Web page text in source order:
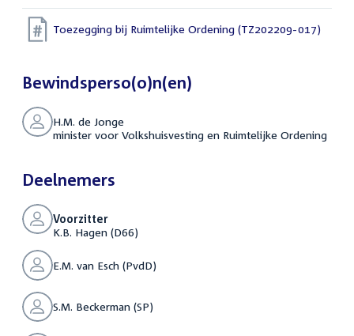
Toezegging bij Ruimtelijke Ordening (TZ202209-017)
Bewindsperso(o)n(en)
H.M. de Jonge
minister voor Volkshuisvesting en Ruimtelijke Ordening
Deelnemers
Voorzitter
K.B. Hagen (D66)
E.M. van Esch (PvdD)
S.M. Beckerman (SP)